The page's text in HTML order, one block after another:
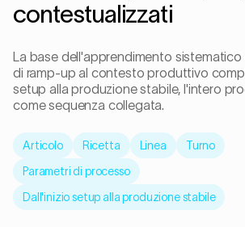
contestualizzati
La base dell'apprendimento sistematico
di ramp-up al contesto produttivo
setup alla produzione stabile, l'intero
come sequenza collegata.
Articolo Ricetta Linea
Turno
Parametri di processo
Dall'inizio setup alla produzione stabile